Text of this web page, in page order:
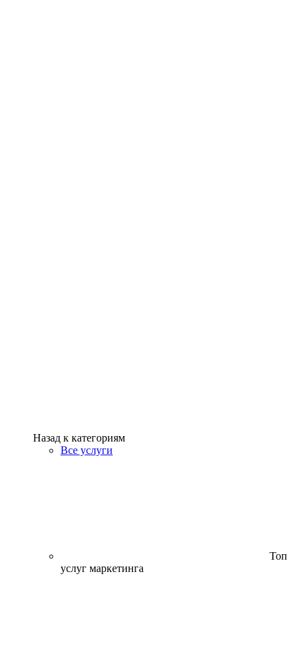
Назад к категориям
Все услуги
Топ
услуг маркетинга